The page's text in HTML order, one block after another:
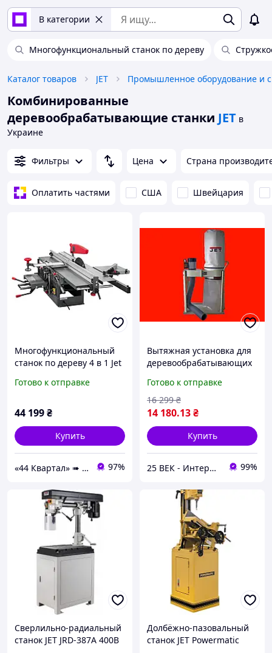
В категории
Многофункциональный станок по дереву
Каталог товаров JET
Комбинированные
деревообрабатывающие станки JET в
Украине
Фильтры Цена Страна
Оплатить частями США Швейцария
Многофункциональный
станок по дереву 4 в 1 Jet
кВт
Готово к отправке
44 199₴
Купить
«44 Квартал» ➠ інтернет-магазин інструментів та розхідних матеріалів! 97%
Вытяжная установка для
деревообрабатывающих
Готово к отправке
14 180.13₴
16 299 ₴
Купить
25 ВЕК - Интернет-Магазин: электрический, бензиновый, аккумуляторный инструмент и строительство. 99%
Сверлильно-радиальный
станок JET JRD-387A 400В
Долбёжно-пазовальный
станок JET Powermatic